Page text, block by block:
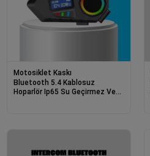
Motosiklet Kaskı
Bluetooth 5.4 Kablosuz
Hoparlör Ip65 Su Geçirmez Ve